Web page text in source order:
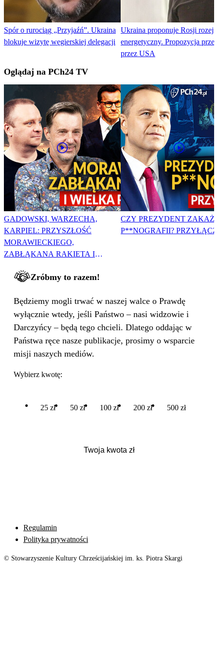
Spór o rurociąg „Przyjaźń”. Ukraina
blokuje wizytę węgierskiej delegacji
Ukraina proponuje Rosji
energetyczny. Propozycja
przez USA
Oglądaj na PCh24 TV
GADOWSKI, WARZECHA,
KARPIEL: PRZYSZŁOŚĆ
MORAWIECKIEGO,
ZABŁĄKANA RAKIETA I
CZY PREZYDENT
P**NOGRAFII?
Zróbmy to razem!
Będziemy mogli trwać w naszej walce o Prawdę
wyłącznie wtedy, jeśli Państwo – nasi widzowie i
Darczyńcy – będą tego chcieli. Dlatego oddając w
Państwa ręce nasze publikacje, prosimy o wsparcie
misji naszych mediów.
Wybierz kwotę:
25 zł 50 zł 100 zł 200 zł 500 zł
Regulamin
Polityka prywatności
© Stowarzyszenie Kultury Chrześcijańskiej im. ks. Piotra Skargi